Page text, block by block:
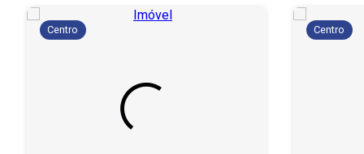
Centro Centro